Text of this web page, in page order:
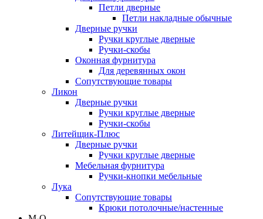
Петли дверные
Петли накладные обычные
Дверные ручки
Ручки круглые дверные
Ручки-скобы
Оконная фурнитура
Для деревянных окон
Сопутствующие товары
Ликон
Дверные ручки
Ручки круглые дверные
Ручки-скобы
Литейщик-Плюс
Дверные ручки
Ручки круглые дверные
Мебельная фурнитура
Ручки-кнопки мебельные
Лука
Сопутствующие товары
Крюки потолочные/настенные